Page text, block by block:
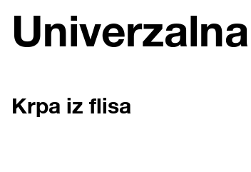
Krpa iz flisa